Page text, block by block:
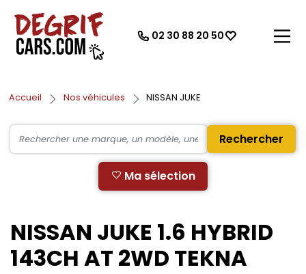
02 30 88 20 50
Accueil Nos véhicules NISSAN JUKE
Rechercher
Ma sélection
NISSAN JUKE 1.6 HYBRID
143CH AT 2WD TEKNA